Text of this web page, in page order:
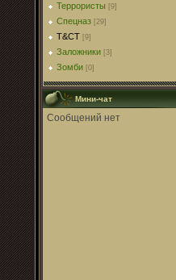
Террористы [9]
Спецназ [29]
T&CT [9]
Заложники [3]
Зомби [0]
Мини-чат